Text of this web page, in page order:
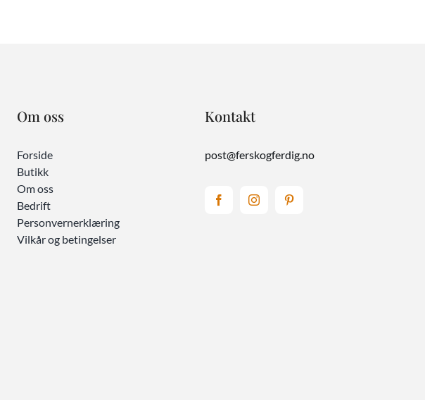
Om oss
Forside
Butikk
Om oss
Bedrift
Personvernerklæring
Vilkår og betingelser
Kontakt
post@ferskogferdig.no